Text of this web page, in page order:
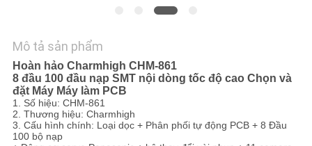
ON
LINE
SƠ
Mô tả sản phẩm
Hoàn hảo Charmhigh CHM-861
8 đầu 100 đầu nạp SMT nội dòng tốc độ cao Chọn và
đặt Máy Máy làm PCB
1. Số hiệu: CHM-861
2. Thương hiệu: Charmhigh
3. Cấu hình chính: Loại dọc + Phân phối tự động PCB + 8 Đầu
100 bộ nạp